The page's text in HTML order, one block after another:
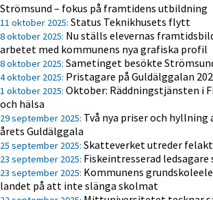
Strömsund – fokus på framtidens utbildning
11 oktober 2025: Status Teknikhusets flytt
8 oktober 2025: Nu ställs elevernas
arbetet med kommunens nya grafiska profil
8 oktober 2025: Sametinget besökte
4 oktober 2025: Pristagare på Guldälggalan
1 oktober 2025: Oktober: Räddningstjänsten i
och hälsa
29 september 2025: Två nya priser och hyllning
årets Guldälggala
25 september 2025: Skatteverket utreder
23 september 2025: Fiskeintresserad ledsagare
23 september 2025: Kommunens
landet på att inte slänga skolmat